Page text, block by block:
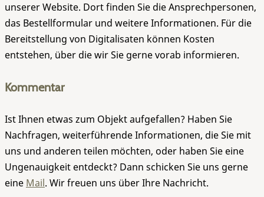
unserer Website. Dort finden Sie die Ansprechpersonen,
das Bestellformular und weitere Informationen. Für die
Bereitstellung von Digitalisaten können Kosten
entstehen, über die wir Sie gerne vorab informieren.
Kommentar
Ist Ihnen etwas zum Objekt aufgefallen? Haben Sie
Nachfragen, weiterführende Informationen, die Sie mit
uns und anderen teilen möchten, oder haben Sie eine
Ungenauigkeit entdeckt? Dann schicken Sie uns gerne
eine Mail. Wir freuen uns über Ihre Nachricht.